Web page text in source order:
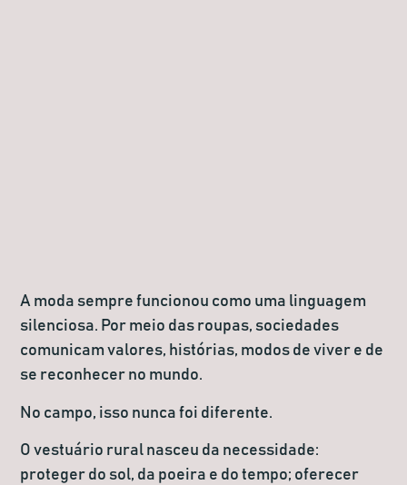
A moda sempre funcionou como uma linguagem
silenciosa. Por meio das roupas, sociedades
comunicam valores, histórias, modos de viver e de
se reconhecer no mundo.
No campo, isso nunca foi diferente.
O vestuário rural nasceu da necessidade:
proteger do sol, da poeira e do tempo; oferecer